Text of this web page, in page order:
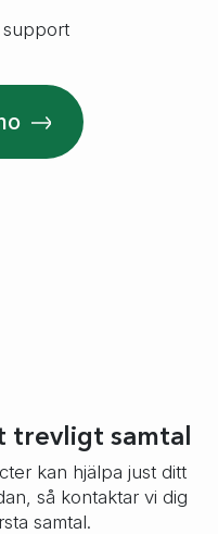
support
trevligt samtal
kan hjälpa just ditt
så kontaktar vi dig
samtal.